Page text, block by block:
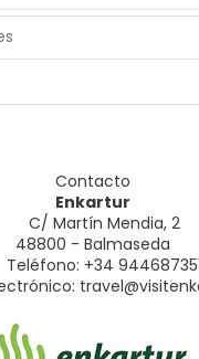
Contacto
Enkartur
C/ Martín Mendia, 2
48800 - Balmaseda
Teléfono: +34